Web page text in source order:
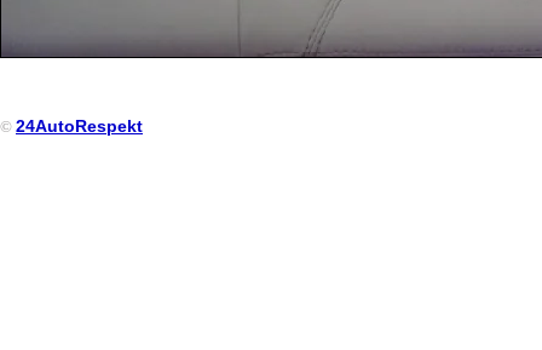
© 24AutoRespekt